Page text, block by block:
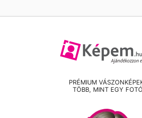
PRÉMIUM
TÖBB, MINT EGY